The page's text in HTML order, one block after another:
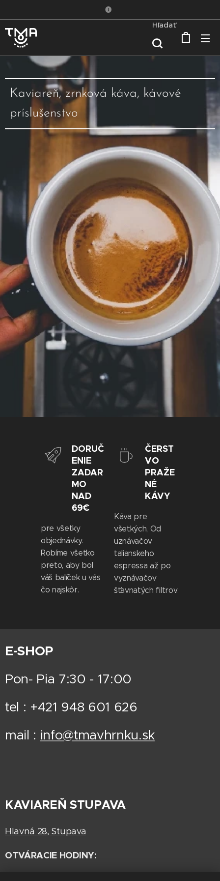
Hľadať
Kaviareň, zrnková káva, kávové
príslušenstvo
DORUČ
ENIE
ZADAR
MO
NAD
69€
pre všetky
objednávky.
Robíme všetko
preto, aby bol
váš balíček u vás
čo najskôr.
ČERST
VO
PRAŽE
NÉ
KÁVY
Káva pre
všetkých, Od
uznávačov
talianskeho
espressa až po
vyznávačov
šťavnatých filtrov.
E-SHOP
Pon- Pia 7:30 - 17:00
tel : +421 948 601 626
mail : info@tmavhrnku.sk
KAVIAREŇ STUPAVA
Hlavná 28, Stupava
OTVÁRACIE HODINY: